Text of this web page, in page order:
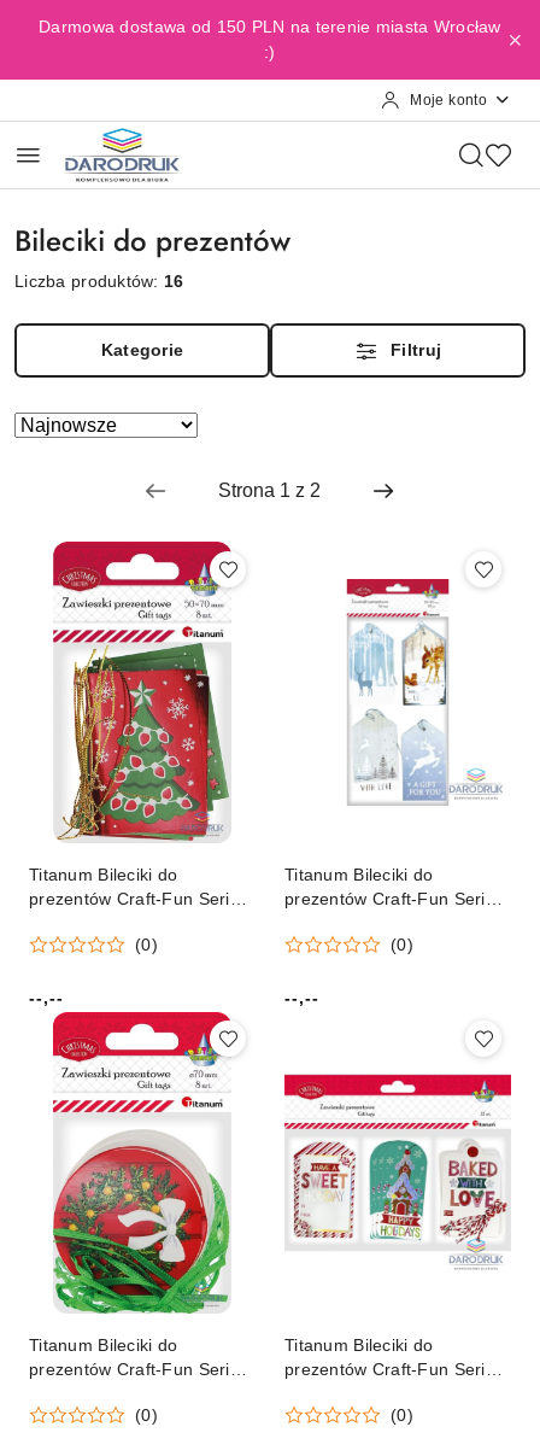
Przejdź do treści głównej
Przejdź do wyszukiwarki
Przejdź do moje konto
Przejdź do menu głównego
Przejdź do stopki
Darmowa dostawa od 150 PLN na terenie miasta Wrocław
:)
Moje konto
Bileciki do prezentów
Liczba produktów: 16
Kategorie Filtruj
Zastosowano
Sortuj
Titanum Bileciki do
prezentów Craft-Fun Series
(23HC 04021)(0)
Cena:
--,--
Titanum Bileciki do
prezentów Craft-Fun Series
(0)
Cena:
--,--
Titanum Bileciki do
prezentów Craft-Fun Series
(23HC 04011)(0)
Titanum Bileciki do
prezentów Craft-Fun Series
2)
(0)